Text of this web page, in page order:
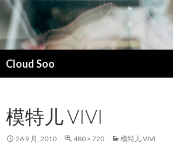
Cloud Soo
索
文
模特儿 VIVI
26 9 月, 2010 480 × 720 模特儿 VIVI